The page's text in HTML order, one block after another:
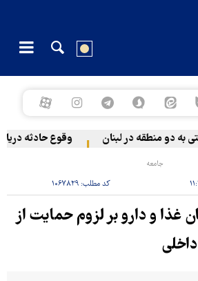
دو منطقه در لبنان وقوع حادثه
جامعه
کد مطلب:۱۰۶۷۸۲۹
غذا و دارو بر لزوم حمایت از